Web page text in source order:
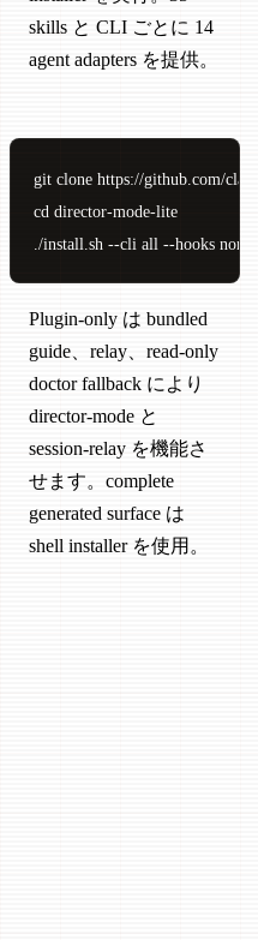
skills と CLI ごとに 14
agent adapters を提供。
git clone https://github.com/
cd director-mode-lite
./install.sh --cli all --hooks none
Plugin-only は bundled
guide、relay、read-only
doctor fallback により
director-mode と
session-relay を機能さ
せます。complete
generated surface は
shell installer を使用。